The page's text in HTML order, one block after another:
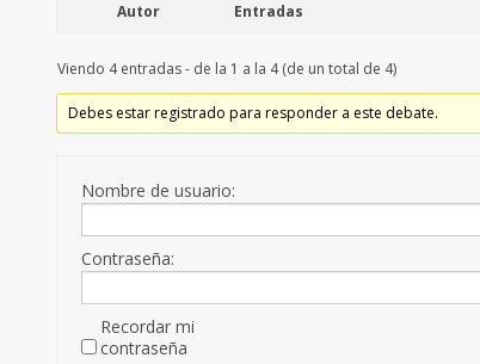
Autor Entradas
Viendo 4 entradas - de la 1 a la 4 (de un total de 4)
Debes estar registrado para responder a este debate.
Nombre de usuario:
Contraseña:
Recordar mi
contraseña